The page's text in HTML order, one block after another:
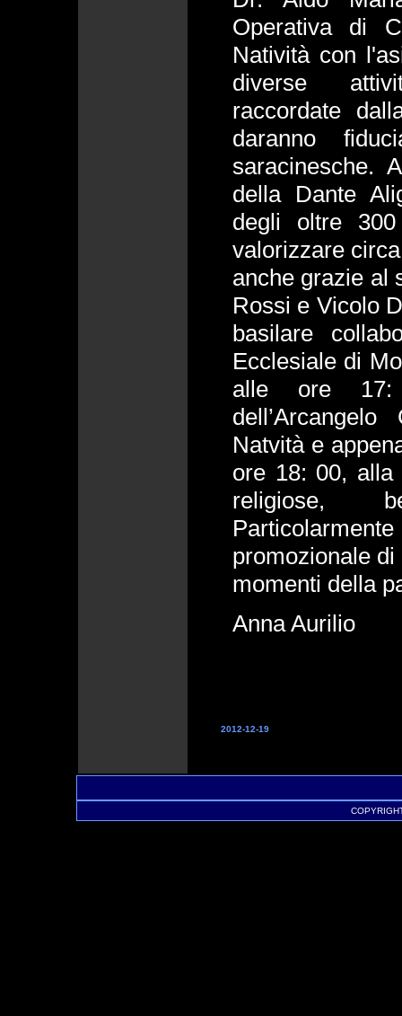
Operativa di
Natività con
diverse
raccordate
daranno
saracinesche.
della Dante
degli oltre
valorizzare
anche grazie al
Rossi e Vicolo
basilare
Ecclesiale di
alle ore 17:
Natvità e
ore 18: 00,
religiose,
promozionale di
momenti della
Anna Aurilio
2012-12-19